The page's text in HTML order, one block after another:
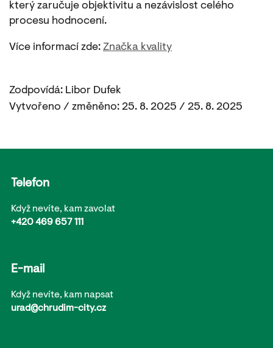
který zaručuje objektivitu a nezávislost celého
procesu hodnocení.
Více informací zde: Značka kvality
Zodpovídá: Libor Dufek
Vytvořeno / změněno: 25. 8. 2025 / 25. 8. 2025
Telefon
Když nevíte, kam zavolat
+420 469 657 111
E-mail
Když nevíte, kam napsat
urad@chrudim-city.cz